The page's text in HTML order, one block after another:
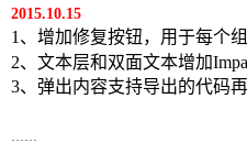
2015.10.15
1、增加修复按钮，用于每个
2、文本层和双面文本增加
3、弹出内容支持导出的代码